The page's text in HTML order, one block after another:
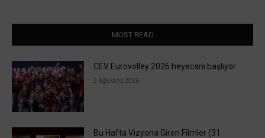
MOST READ
CEV Eurovolley 2026 heyecanı başlıyor
3 Ağustos 2026
Bu Hafta Vizyona Giren Filmler (31